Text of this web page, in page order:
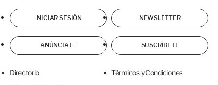
INICIAR SESIÓN NEWSLETTER
ANÚNCIATE SUSCRÍBETE
Directorio Términos y Condiciones